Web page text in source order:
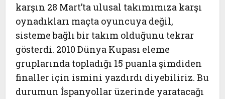
karşın 28 Mart’ta ulusal takımımıza karşı
oynadıkları maçta oyuncuya değil,
sisteme bağlı bir takım olduğunu tekrar
gösterdi. 2010 Dünya Kupası eleme
gruplarında topladığı 15 puanla şimdiden
finaller için ismini yazdırdı diyebiliriz. Bu
durumun İspanyollar üzerinde yaratacağı